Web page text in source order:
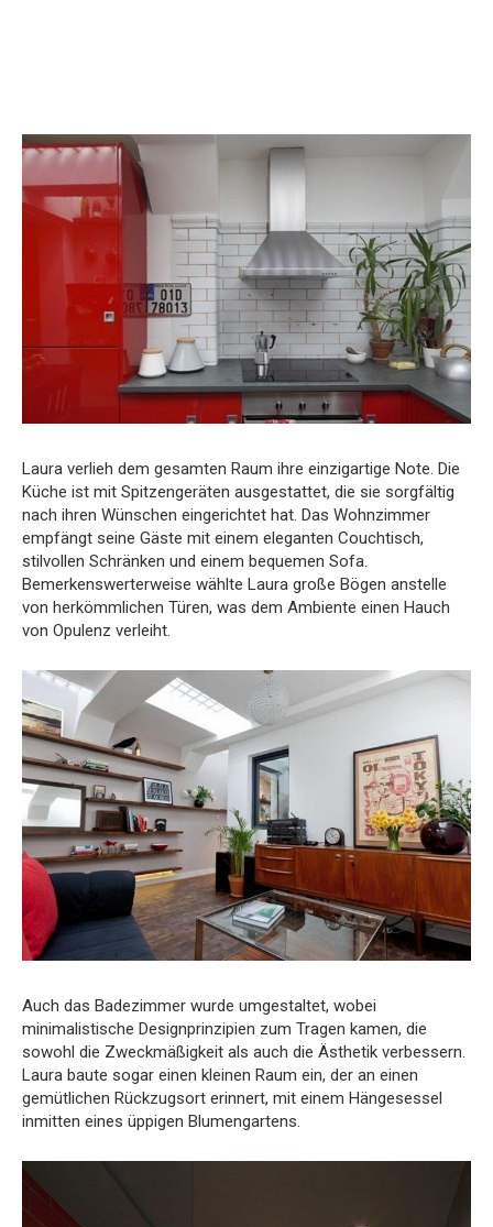
Laura verlieh dem gesamten Raum ihre einzigartige Note. Die
Küche ist mit Spitzengeräten ausgestattet, die sie sorgfältig
nach ihren Wünschen eingerichtet hat. Das Wohnzimmer
empfängt seine Gäste mit einem eleganten Couchtisch,
stilvollen Schränken und einem bequemen Sofa.
Bemerkenswerterweise wählte Laura große Bögen anstelle
von herkömmlichen Türen, was dem Ambiente einen Hauch
von Opulenz verleiht.
Auch das Badezimmer wurde umgestaltet, wobei
minimalistische Designprinzipien zum Tragen kamen, die
sowohl die Zweckmäßigkeit als auch die Ästhetik verbessern.
Laura baute sogar einen kleinen Raum ein, der an einen
gemütlichen Rückzugsort erinnert, mit einem Hängesessel
inmitten eines üppigen Blumengartens.